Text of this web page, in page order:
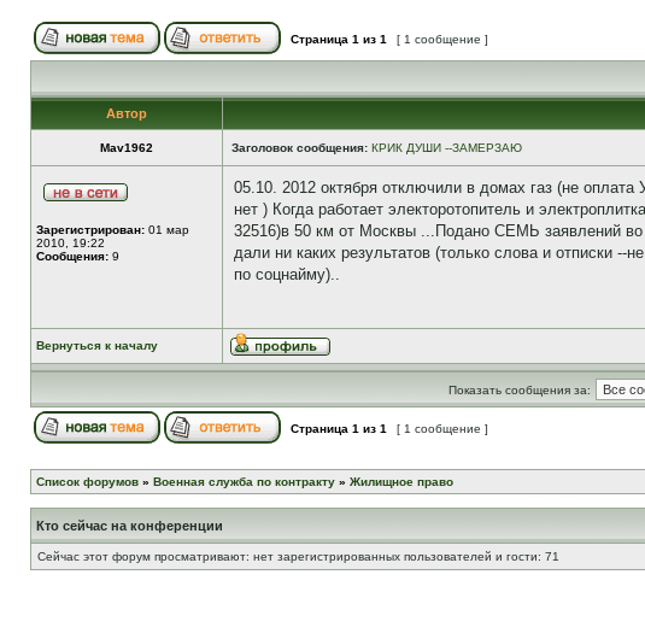
Страница 1 из 1 [ 1 сообщение ]
Автор
Mav1962 Заголовок сообщения: КРИК ДУШИ --ЗАМЕРЗАЮ
Зарегистрирован: 01 мар
2010, 19:22
Сообщения: 9
05.10. 2012 октября отключили в домах газ (не
нет ) Когда работает электоротопитель и
32516)в 50 км от Москвы ...Подано СЕМЬ заявлений
дали ни каких результатов (только слова и отписки
по соцнайму)..
Вернуться к началу
Показать сообщения за:
Страница 1 из 1 [ 1 сообщение ]
Список форумов » Военная служба по контракту » Жилищное право
Кто сейчас на конференции
Сейчас этот форум просматривают: нет зарегистрированных пользователей и гости: 71